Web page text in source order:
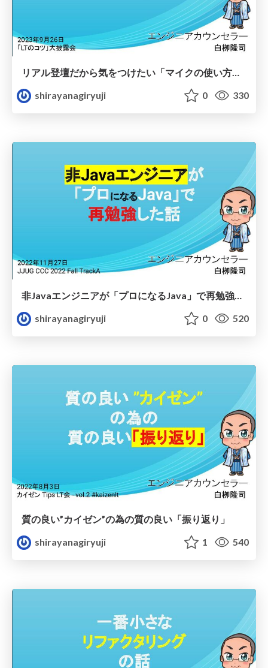
リアル登壇だから気をつけたい「マイクの使い方」のコツ
shirayanagiryuji
0 330
非Javaエンジニアが「プロになるJava」で再勉強した話
shirayanagiryuji
0 520
質の良い”カイゼン”の為の質の良い「振り返り」
shirayanagiryuji
1 540